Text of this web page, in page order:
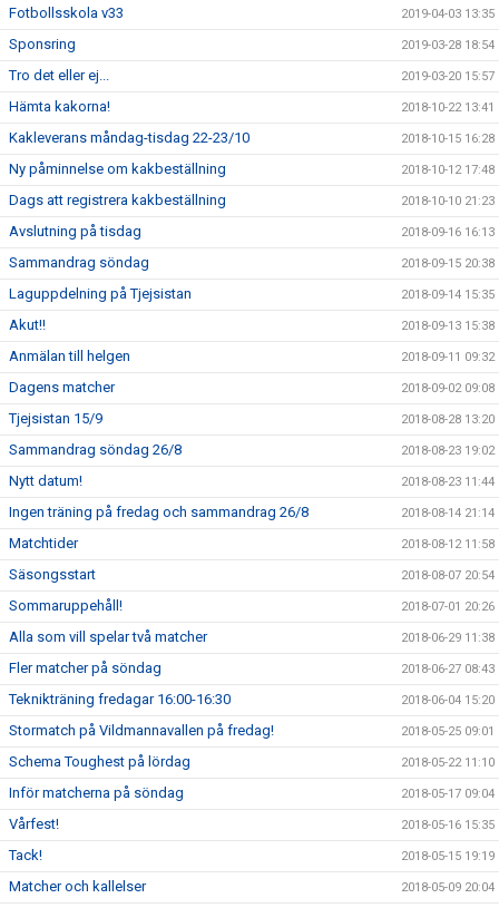
Fotbollsskola v33 2019-04-03 13:35
Sponsring 2019-03-28 18:54
Tro det eller ej... 2019-03-20 15:57
Hämta kakorna! 2018-10-22 13:41
Kakleverans måndag-tisdag 22-23/10 2018-10-15 16:28
Ny påminnelse om kakbeställning 2018-10-12 17:48
Dags att registrera kakbeställning 2018-10-10 21:23
Avslutning på tisdag 2018-09-16 16:13
Sammandrag söndag 2018-09-15 20:38
Laguppdelning på Tjejsistan 2018-09-14 15:35
Akut!! 2018-09-13 15:38
Anmälan till helgen 2018-09-11 09:32
Dagens matcher 2018-09-02 09:08
Tjejsistan 15/9 2018-08-28 13:20
Sammandrag söndag 26/8 2018-08-23 19:02
Nytt datum! 2018-08-23 11:44
Ingen träning på fredag och sammandrag 26/8 2018-08-14 21:14
Matchtider 2018-08-12 11:58
Säsongsstart 2018-08-07 20:54
Sommaruppehåll! 2018-07-01 20:26
Alla som vill spelar två matcher 2018-06-29 11:38
Fler matcher på söndag 2018-06-27 08:43
Teknikträning fredagar 16:00-16:30 2018-06-04 15:20
Stormatch på Vildmannavallen på fredag! 2018-05-25 09:01
Schema Toughest på lördag 2018-05-22 11:10
Inför matcherna på söndag 2018-05-17 09:04
Vårfest! 2018-05-16 15:35
Tack! 2018-05-15 19:19
Matcher och kallelser 2018-05-09 20:04